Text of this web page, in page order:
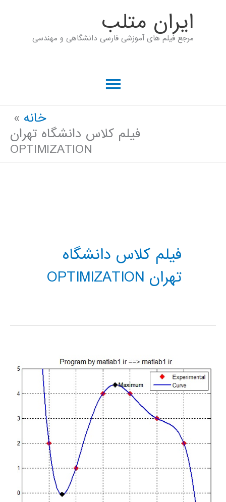
ايران متلب
مرجع فیلم های آموزشی فارسی دانشگاهی و مهندسی
فهرست
خانه
فیلم کلاس دانشگاه تهران
OPTIMIZATION
فیلم کلاس دانشگاه
تهران OPTIMIZATION